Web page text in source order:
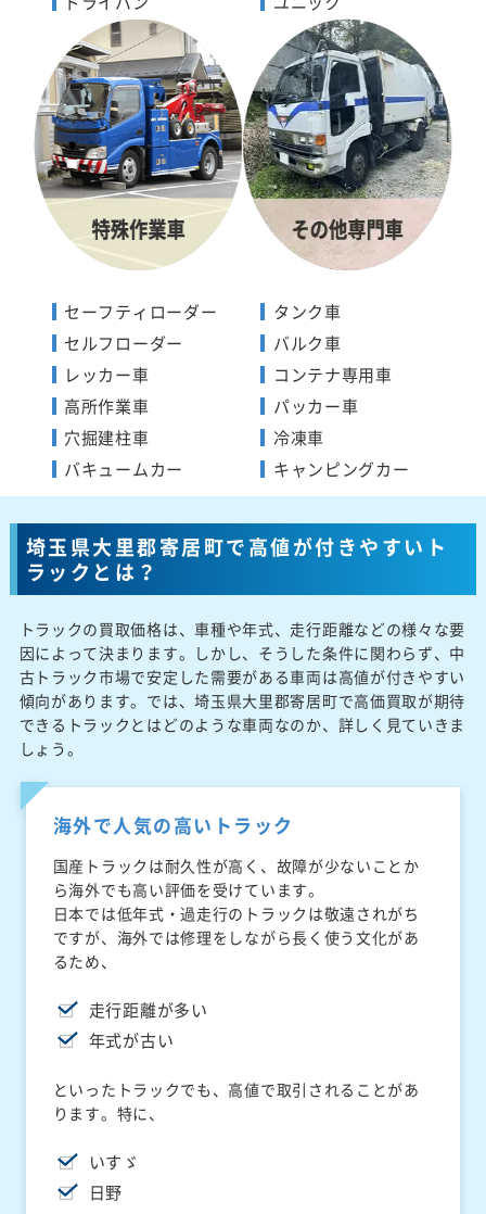
セーフティローダー
セルフローダー
レッカー車
高所作業車
穴掘建柱車
バキュームカー
タンク車
バルク車
コンテナ専用車
パッカー車
冷凍車
キャンピングカー
埼玉県大里郡寄居町で高値が付きやすいト
ラックとは？
トラックの買取価格は、車種や年式、走行距離などの様々な要
因によって決まります。しかし、そうした条件に関わらず、中
古トラック市場で安定した需要がある車両は高値が付きやすい
傾向があります。では、埼玉県大里郡寄居町で高価買取が期待
できるトラックとはどのような車両なのか、詳しく見ていきま
しょう。
海外で人気の高いトラック
国産トラックは耐久性が高く、故障が少ないことか
ら海外でも高い評価を受けています。
日本では低年式・過走行のトラックは敬遠されがち
ですが、海外では修理をしながら長く使う文化があ
るため、
走行距離が多い
年式が古い
といったトラックでも、高値で取引されることがあ
ります。特に、
いすゞ
日野